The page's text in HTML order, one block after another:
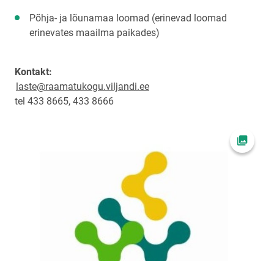
Põhja- ja lõunamaa loomad (erinevad loomad
erinevates maailma paikades)
Kontakt:
laste@raamatukogu.viljandi.ee
tel 433 8665, 433 8666
Ava